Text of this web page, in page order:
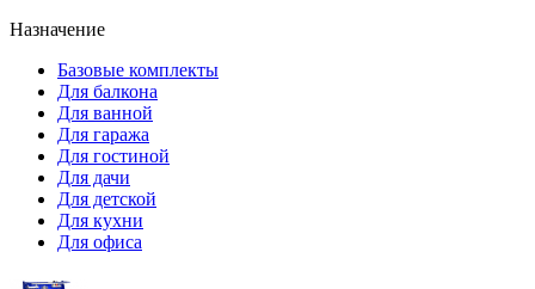
Назначение
Базовые комплекты
Для балкона
Для ванной
Для гаража
Для гостиной
Для дачи
Для детской
Для кухни
Для офиса